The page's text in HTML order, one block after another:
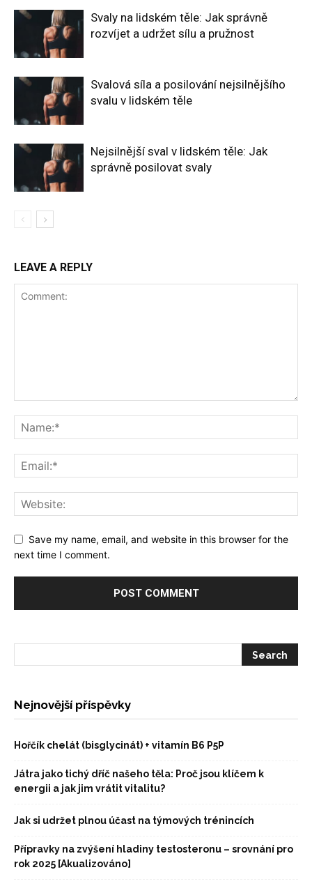
Svaly na lidském těle: Jak správně
rozvíjet a udržet sílu a pružnost
Svalová síla a posilování nejsilnějšího
svalu v lidském těle
Nejsilnější sval v lidském těle: Jak
správně posilovat svaly
LEAVE A REPLY
Save my name, email, and website in this browser for the
next time I comment.
Nejnovější příspěvky
Hořčík chelát (bisglycinát) + vitamín B6 P5P
Játra jako tichý dříč našeho těla: Proč jsou klíčem k
energii a jak jim vrátit vitalitu?
Jak si udržet plnou účast na týmových trénincích
Přípravky na zvýšení hladiny testosteronu – srovnání pro
rok 2025 [Akualizováno]